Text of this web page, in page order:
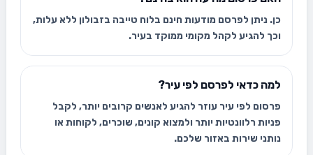
כן. ניתן לפרסם מודעות חינם בלוח טייבה בזבולון ללא עלות,
וכך להגיע לקהל מקומי ממוקד בעיר.
למה כדאי לפרסם לפי עיר?
פרסום לפי עיר עוזר להגיע לאנשים קרובים יותר, לקבל
פניות רלוונטיות יותר ולמצוא קונים, שוכרים, לקוחות או
נותני שירות באזור שלכם.